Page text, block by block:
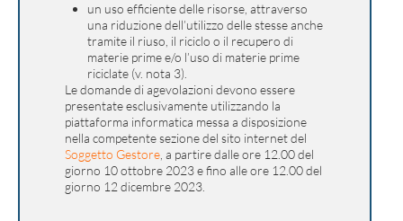
un uso efficiente delle risorse, attraverso
una riduzione dell’utilizzo delle stesse anche
tramite il riuso, il riciclo o il recupero di
materie prime e/o l’uso di materie prime
riciclate (v. nota 3).
Le domande di agevolazioni devono essere
presentate esclusivamente utilizzando la
piattaforma informatica messa a disposizione
nella competente sezione del sito internet del
Soggetto Gestore , a partire dalle ore 12.00 del
giorno 10 ottobre 2023 e fino alle ore 12.00 del
giorno 12 dicembre 2023.